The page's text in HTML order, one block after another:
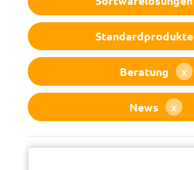
beitragskategorie
Standardprodukte
Beratung x
News x